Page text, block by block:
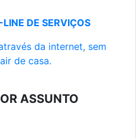
DE SERVIÇOS
da internet, sem
de casa.
ASSUNTO